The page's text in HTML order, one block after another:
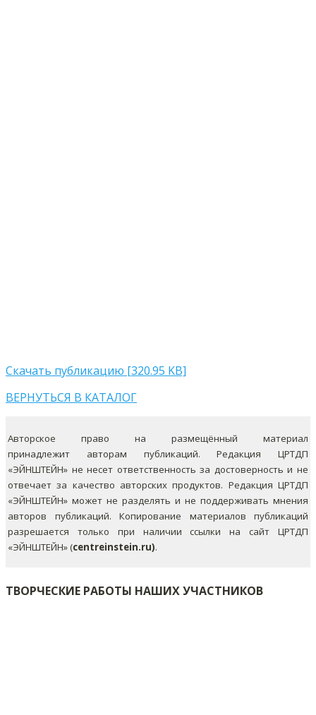
Скачать публикацию [320.95 KB]
ВЕРНУТЬСЯ В КАТАЛОГ
Авторское право на размещённый материал
принадлежит авторам публикаций. Редакция ЦРТДП
«ЭЙНШТЕЙН» не несет ответственность за достоверность и не
отвечает за качество авторских продуктов. Редакция ЦРТДП
«ЭЙНШТЕЙН» может не разделять и не поддерживать мнения
авторов публикаций. Копирование материалов публикаций
разрешается только при наличии ссылки на сайт ЦРТДП
«ЭЙНШТЕЙН» (centreinstein.ru).
ТВОРЧЕСКИЕ РАБОТЫ НАШИХ УЧАСТНИКОВ